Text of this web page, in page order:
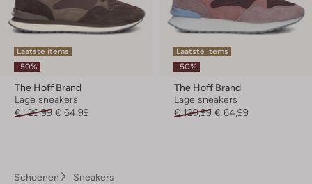
Laatste items
-50%
The Hoff Brand
Lage sneakers
€ 129,99 € 64,99
Laatste items
-50%
The Hoff Brand
Lage sneakers
€ 129,99 € 64,99
Schoenen Sneakers